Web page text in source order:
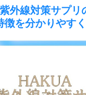
外線対策サプリ
徴を分かりやす